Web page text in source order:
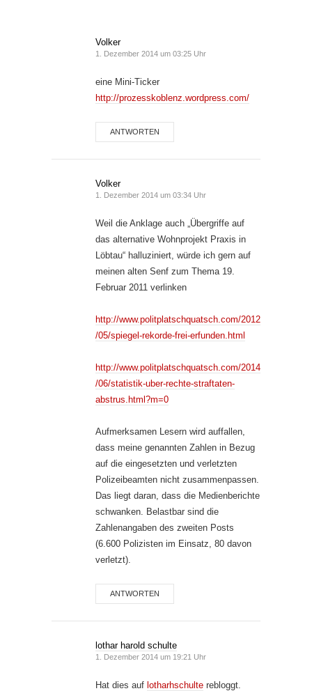
Volker
1. Dezember 2014 um 03:25 Uhr
eine Mini-Ticker
http://prozesskoblenz.wordpress.com/
ANTWORTEN
Volker
1. Dezember 2014 um 03:34 Uhr
Weil die Anklage auch „Übergriffe auf
das alternative Wohnprojekt Praxis in
Löbtau“ halluziniert, würde ich gern auf
meinen alten Senf zum Thema 19.
Februar 2011 verlinken
http://www.politplatschquatsch.com/2012
/05/spiegel-rekorde-frei-erfunden.html
http://www.politplatschquatsch.com/2014
/06/statistik-uber-rechte-straftaten-
abstrus.html?m=0
Aufmerksamen Lesern wird auffallen,
dass meine genannten Zahlen in Bezug
auf die eingesetzten und verletzten
Polizeibeamten nicht zusammenpassen.
Das liegt daran, dass die Medienberichte
schwanken. Belastbar sind die
Zahlenangaben des zweiten Posts
(6.600 Polizisten im Einsatz, 80 davon
verletzt).
ANTWORTEN
lothar harold schulte
1. Dezember 2014 um 19:21 Uhr
Hat dies auf lotharhschulte rebloggt.